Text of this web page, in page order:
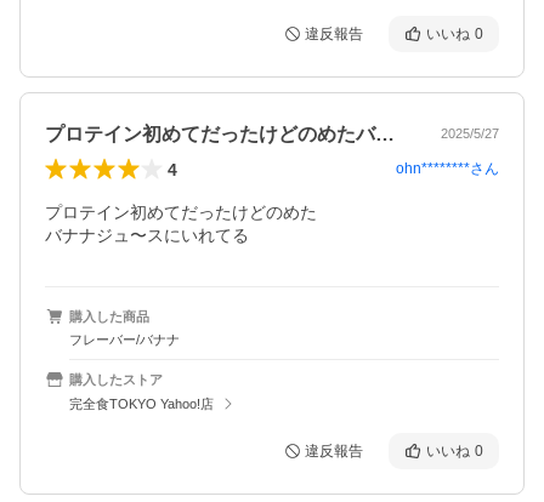
違反報告 いいね 0
プロテイン初めてだったけどのめたバナナ… 2025/5/27
4 ohn********さん
プロテイン初めてだったけどのめた
バナナジュ〜スにいれてる
購入した商品
フレーバー/バナナ
購入したストア
完全食TOKYO Yahoo!店
違反報告 いいね 0